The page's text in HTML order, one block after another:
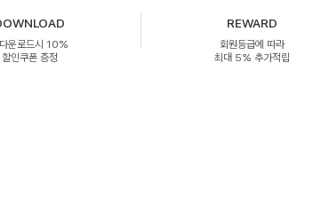
운로드시 10%
할인쿠폰 증정
REWARD
회원등급에 따라
최대 5% 추가적립